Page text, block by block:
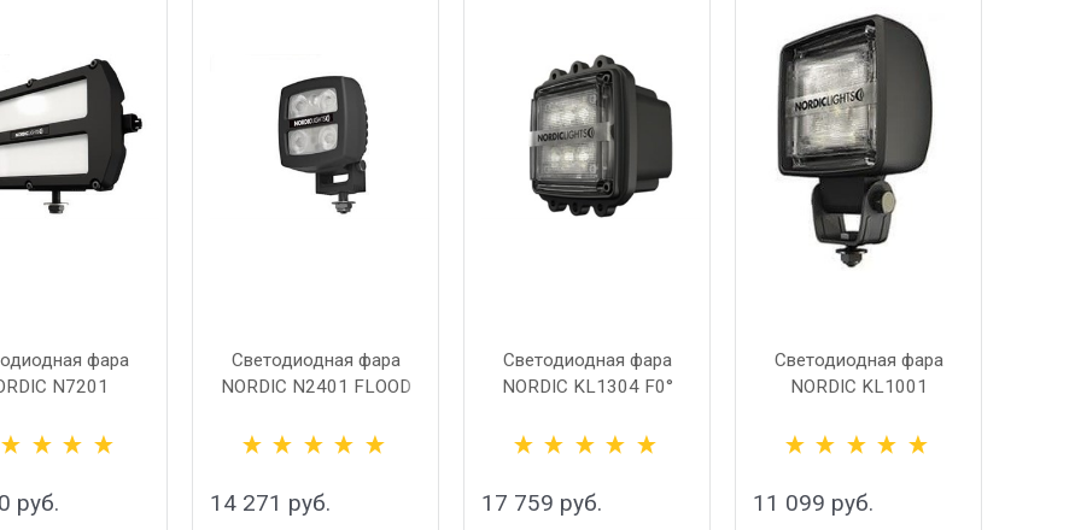
фара
N7201
руб.
Светодиодная фара
NORDIC N2401 FLOOD
14 271 руб.
Светодиодная фара
NORDIC KL1304 F0°
17 759 руб.
Светодиодная фара
NORDIC KL1001
11 099 руб.